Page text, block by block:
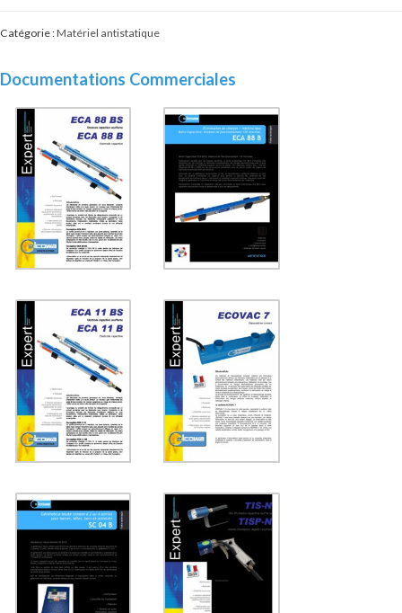
Catégorie :Matériel antistatique
Documentations Commerciales